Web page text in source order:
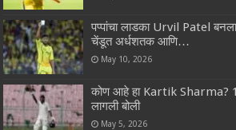
पप्पांचा लाडका Urvil Patel
चेंडूत अर्धशतक आणि…
May 10, 2026
कोण आहे हा Kartik Sharma? 19
लागली बोली
May 5, 2026